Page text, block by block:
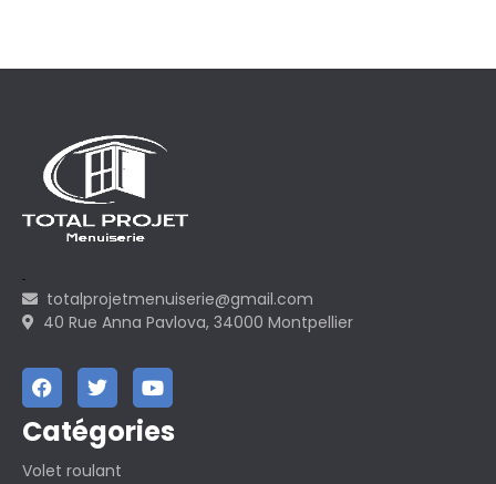
totalprojetmenuiserie@gmail.com
40 Rue Anna Pavlova, 34000 Montpellier
Catégories
Volet roulant